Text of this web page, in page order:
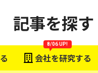
会社を研究する
8/06 UP!
記事を探す